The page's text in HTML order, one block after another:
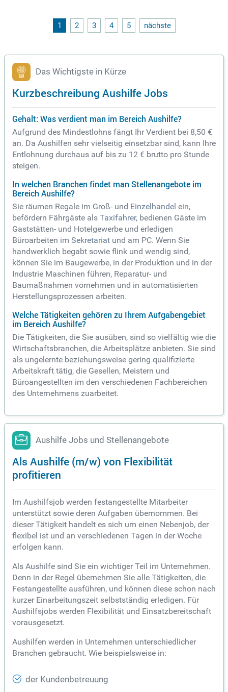
r E-Mail an info@sport-langen.de oder telefonisch bei Herrn
Frank Langen unter 05961-7565!
1 2 3 4 5 nächste
Das Wichtigste in Kürze
Kurzbeschreibung Aushilfe Jobs
Gehalt: Was verdient man im Bereich Aushilfe?
Aufgrund des Mindestlohns fängt Ihr Verdient bei 8,50 €
an. Da Aushilfen sehr vielseitig einsetzbar sind, kann Ihre
Entlohnung durchaus auf bis zu 12 € brutto pro Stunde
steigen.
In welchen Branchen findet man Stellenangebote im
Bereich Aushilfe?
Sie räumen Regale im Groß- und Einzelhandel ein,
befördern Fährgäste als Taxifahrer, bedienen Gäste im
Gaststätten- und Hotelgewerbe und erledigen
Büroarbeiten im Sekretariat und am PC. Wenn Sie
handwerklich begabt sowie flink und wendig sind,
können Sie im Baugewerbe, in der Produktion und in der
Industrie Maschinen führen, Reparatur- und
Baumaßnahmen vornehmen und in automatisierten
Herstellungsprozessen arbeiten.
Welche Tätigkeiten gehören zu Ihrem Aufgabengebiet
im Bereich Aushilfe?
Die Tätigkeiten, die Sie ausüben, sind so vielfältig wie die
Wirtschaftsbranchen, die Arbeitsplätze anbieten. Sie sind
als ungelernte beziehungsweise gering qualifizierte
Arbeitskraft tätig, die Gesellen, Meistern und
Büroangestellten im den verschiedenen Fachbereichen
des Unternehmens zuarbeitet.
Aushilfe Jobs und Stellenangebote
Als Aushilfe (m/w) von Flexibilität
profitieren
Im Aushilfsjob werden festangestellte Mitarbeiter
unterstützt sowie deren Aufgaben übernommen. Bei
dieser Tätigkeit handelt es sich um einen Nebenjob, der
flexibel ist und an verschiedenen Tagen in der Woche
erfolgen kann.
Als Aushilfe sind Sie ein wichtiger Teil im Unternehmen.
Denn in der Regel übernehmen Sie alle Tätigkeiten, die
Festangestellte ausführen, und können diese schon nach
kurzer Einarbeitungszeit selbstständig erledigen. Für
Aushilfsjobs werden Flexibilität und Einsatzbereitschaft
vorausgesetzt.
Aushilfen werden in Unternehmen unterschiedlicher
Branchen gebraucht. Wie beispielsweise in:
der Kundenbetreuung